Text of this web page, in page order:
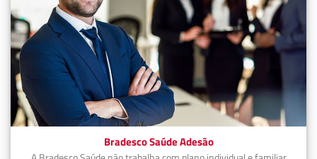
Bradesco Saúde Adesão